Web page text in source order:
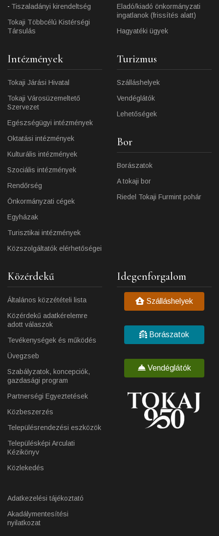
Tiszaladányi kirendeltség
Tokaji Többcélú Kistérségi
Társulás
Eladó/kiadó önkormányzati
ingatlanok (frissítés alatt)
Hagyatéki ügyek
Intézmények
Tokaji Járási Hivatal
Tokaji Városüzemeltető
Szervezet
Egészségügyi intézmények
Oktatási intézmények
Kulturális intézmények
Szociális intézmények
Rendőrség
Önkormányzati cégek
Egyházak
Turisztikai intézmények
Közszolgáltatók elérhetőségei
Turizmus
Szálláshelyek
Vendéglátók
Lehetőségek
Bor
Borászatok
A tokaji bor
Riedel Tokaji Furmint pohár
Közérdekű
Általános közzétételi lista
Közérdekű adatkérelemre
adott válaszok
Tevékenységek és működés
Üvegzseb
Szabályzatok, koncepciók,
gazdasági program
Partnerségi Egyeztetések
Közbeszerzés
Településrendezési eszközök
Településképi Arculati
Kézikönyv
Közlekedés
Adatkezelési tájékoztató
Akadálymentesítési
nyilatkozat
Idegenforgalom
Szálláshelyek
Borászatok
Vendéglátók